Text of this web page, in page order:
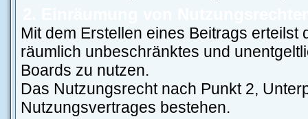
Mit dem Erstellen eines Beitrags
räumlich unbeschränktes und
Boards zu nutzen.
Das Nutzungsrecht nach Punkt 2,
Nutzungsvertrages bestehen.